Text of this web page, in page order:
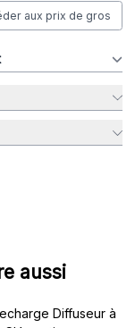
aux prix de gros
aussi